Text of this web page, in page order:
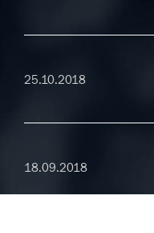
25.10.2018
18.09.2018